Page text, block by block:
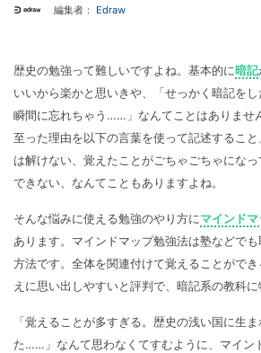
P&ID
思考整理
マインドマップ
メモ取り
オンラインAIツール
AIマインドマップ自動作成 >
最新情報
新機能一覧
サポート
ガイド
利用方法を案内します
更新履歴
EdrawMax > EdrawMind >
動作環境
サポートセンター
法人向け
EdrawMax
無料ダウンロード
ログイン
編集者： Edraw
歴史の勉強って難しいですよね。基本的に暗記
いいから楽かと思いきや、「せっかく暗記を
瞬間に忘れちゃう……」なんてことはありませ
至った理由を以下の言葉を使って記述するこ
は解けない、覚えたことがごちゃごちゃにな
できない、なんてこともありますよね。
そんな悩みに使える勉強のやり方にマインド
あります。マインドマップ勉強法は塾などで
方法です。全体を関連付けて覚えることがで
えに思い出しやすいと評判で、暗記系の教科に
「覚えることが多すぎる。歴史の浅い国に生
た……」なんて思わなくてすむように、マイン